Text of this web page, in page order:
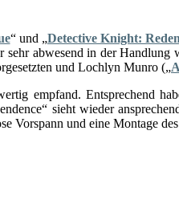
“ und „Detective Knight:
abwesend in der
und Lochlyn Munro („
empfand. Entsprechend
sieht wieder
Vorspann und eine Montage